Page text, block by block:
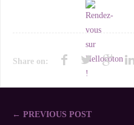
Share on:
← PREVIOUS POST